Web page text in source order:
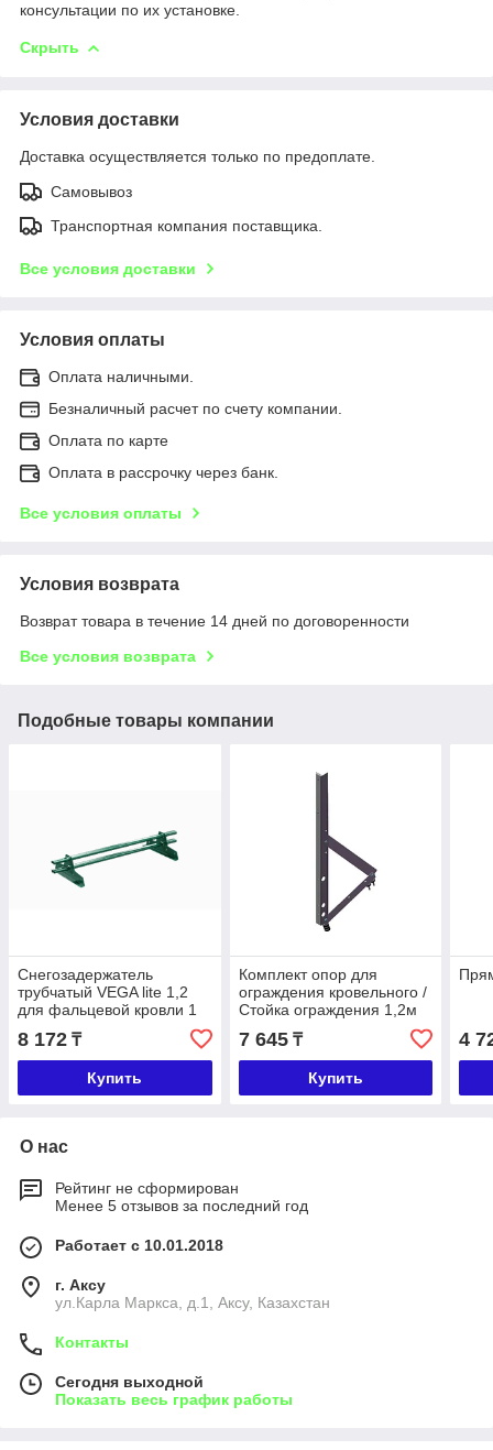
консультации по их установке.
Скрыть
Условия доставки
Доставка осуществляется только по предоплате.
Самовывоз
Транспортная компания поставщика.
Все условия доставки
Условия оплаты
Оплата наличными.
Безналичный расчет по счету компании.
Оплата по карте
Оплата в рассрочку через банк.
Все условия оплаты
Условия возврата
Возврат товара в течение 14 дней по договоренности
Все условия возврата
Подобные товары компании
Снегозадержатель
трубчатый VEGA lite 1,2
для фальцевой кровли 1
8 172 ₸
Купить
Комплект опор для
ограждения кровельного /
Стойка ограждения 1,2м
7 645₸
Купить
4
О нас
Рейтинг не сформирован
Менее 5 отзывов за последний год
Работает с 10.01.2018
г. Аксу
ул.Карла Маркса, д.1, Аксу, Казахстан
Контакты
Сегодня выходной
Показать весь график работы